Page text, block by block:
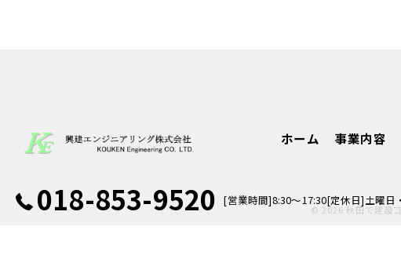
018-853-9520 [営業時間]8:30～17:30[定休日]土曜日
ホーム 事業内容
© 2026 秋田で建設